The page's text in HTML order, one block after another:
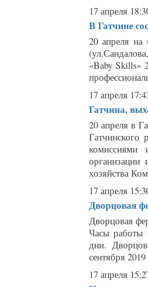
17 апреля
В Гатчине
20 апреля
«Baby Skills»
17 апреля
Гатчина,
20 апреля в
Гатчинского
комиссиями
организации
хозяйства
17 апреля
Дворцовая
Дворцовая
Часы работы
дни.
сентября
17 апреля